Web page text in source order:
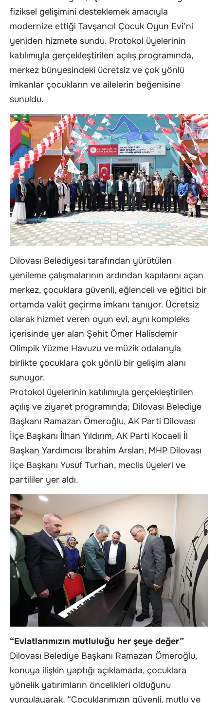
fiziksel gelişimini desteklemek amacıyla
modernize ettiği Tavşancıl Çocuk Oyun Evi’ni
yeniden hizmete sundu. Protokol üyelerinin
katılımıyla gerçekleştirilen açılış programında,
merkez bünyesindeki ücretsiz ve çok yönlü
imkanlar çocukların ve ailelerin beğenisine
sunuldu.
Dilovası Belediyesi tarafından yürütülen
yenileme çalışmalarının ardından kapılarını açan
merkez, çocuklara güvenli, eğlenceli ve eğitici bir
ortamda vakit geçirme imkanı tanıyor. Ücretsiz
olarak hizmet veren oyun evi, aynı kompleks
içerisinde yer alan Şehit Ömer Halisdemir
Olimpik Yüzme Havuzu ve müzik odalarıyla
birlikte çocuklara çok yönlü bir gelişim alanı
sunuyor.
Protokol üyelerinin katılımıyla gerçekleştirilen
açılış ve ziyaret programında; Dilovası Belediye
Başkanı Ramazan Ömeroğlu, AK Parti Dilovası
İlçe Başkanı İlhan Yıldırım, AK Parti Kocaeli İl
Başkan Yardımcısı İbrahim Arslan, MHP Dilovası
İlçe Başkanı Yusuf Turhan, meclis üyeleri ve
partililer yer aldı.
“Evlatlarımızın mutluluğu her şeye değer”
Dilovası Belediye Başkanı Ramazan Ömeroğlu,
konuya ilişkin yaptığı açıklamada, çocuklara
yönelik yatırımların öncelikleri olduğunu
vurgulayarak, “Çocuklarımızın güvenli, mutlu ve